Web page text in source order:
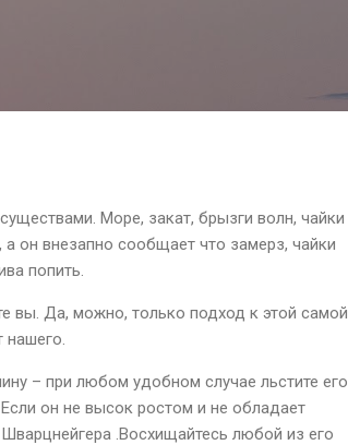
Море, закат, брызги волн, чайки
он внезапно сообщает что замерз, чайки
попить.
вы. Да, можно, только подход к этой самой
– при любом удобном случае льстите его
он не высок ростом и не обладает
.Восхищайтесь любой из его